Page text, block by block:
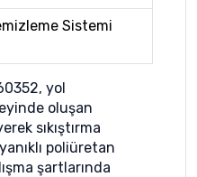
Sistemi
yol
oluşan
sıkıştırma
poliüretan
şartlarında